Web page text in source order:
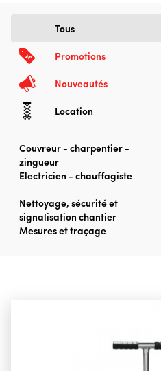
Tous
Promotions
Nouveautés
Location
Couvreur - charpentier -
zingueur
Electricien - chauffagiste
Nettoyage, sécurité et
signalisation chantier
Mesures et traçage